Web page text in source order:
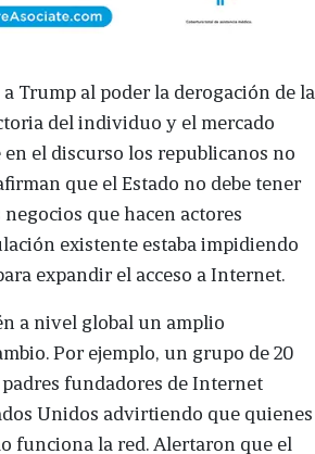
Trump al poder la derogación de la
del individuo y el mercado
el discurso los republicanos no
que el Estado no debe tener
que hacen actores
existente estaba impidiendo
expandir el acceso a Internet.
a nivel global un amplio
Por ejemplo, un grupo de 20
fundadores de Internet
Unidos advirtiendo que quienes
funciona la red. Alertaron que el